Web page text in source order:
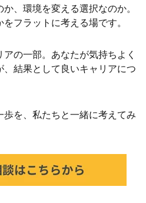
、環境を変える選択なのか。
フラットに考える場です。
の一部。あなたが気持ちよく
結果として良いキャリアにつ
を、私たちと一緒に考えてみ